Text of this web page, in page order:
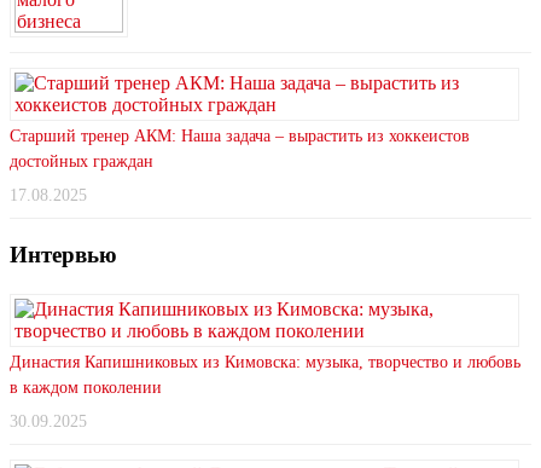
Старший тренер АКМ: Наша задача – вырастить из хоккеистов
достойных граждан
17.08.2025
Интервью
Династия Капишниковых из Кимовска: музыка, творчество и любовь
в каждом поколении
30.09.2025